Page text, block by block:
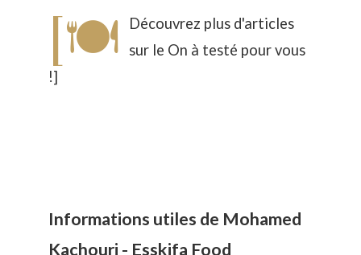
[🍽️
Découvrez plus d'articles
sur le On à testé pour vous
!]
Informations utiles de Mohamed
Kachouri - Esskifa Food